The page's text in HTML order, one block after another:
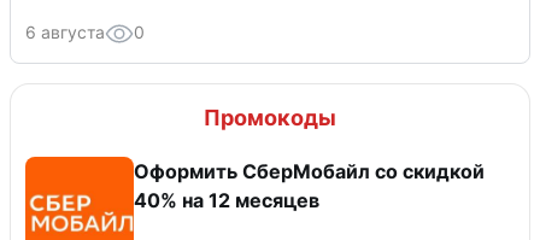
6 августа 0
Промокоды
Оформить СберМобайл со скидкой
40% на 12 месяцев